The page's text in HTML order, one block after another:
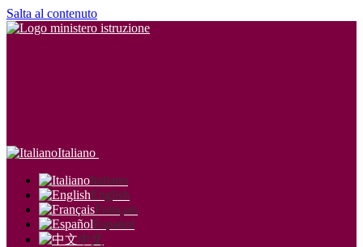
Salta al contenuto
Italiano
Italiano
English
Français
Español
中文